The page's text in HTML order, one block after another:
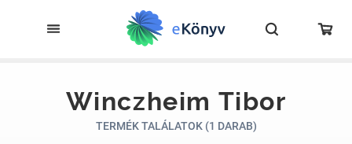
Winczheim Tibor
TERMÉK TALÁLATOK (1 DARAB)